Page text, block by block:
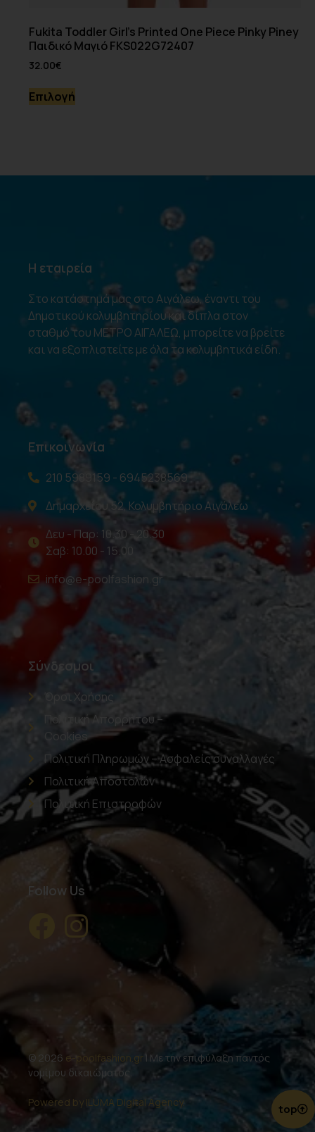
Fukita Toddler Girl’s Printed One Piece Pinky Piney
Παιδικό Μαγιό FKS022G72407
32.00€
Επιλογή
Η εταιρεία
Στο κατάστημά μας στο Αιγάλεω, έναντι του
Δημοτικού κολυμβητηρίου και δίπλα στον
σταθμό του ΜΕΤΡΟ ΑΙΓΑΛΕΩ, μπορείτε να βρείτε
και να εξοπλιστείτε με όλα τα κολυμβητικά είδη.
Επικοινωνία
210 5989159 - 6945238569
Δημαρχείου 52, Κολυμβητήριο Αιγάλεω
Δευ - Παρ: 10.30 - 20.30
Σαβ: 10.00 - 15.00
info@e-poolfashion.gr
Σύνδεσμοι
Όροι Χρήσης
Πολιτική Απορρήτου –
Cookies
Πολιτική Πληρωμών – Ασφαλείς συναλλαγές
Πολιτική Αποστολών
Πολιτική Επιστροφών
Follow Us
© 2026 e-poolfashion.gr | Με την επιφύλαξη παντός
νομίμου δικαιώματος.
Powered by ILUMA Digital Agency. top